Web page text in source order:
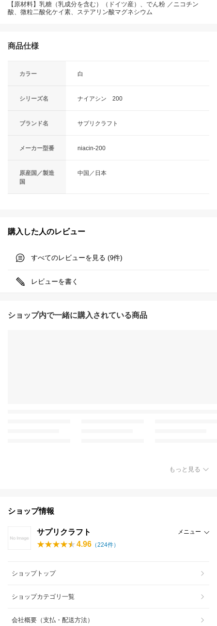
【原材料】乳糖（乳成分を含む）（ドイツ産）、でん粉 ／ニコチン
酸、微粒二酸化ケイ素、ステアリン酸マグネシウム
商品仕様
カラー 白
シリーズ名 ナイアシン 200
ブランド名 サプリクラフト
メーカー型番 niacin-200
原産国／製造
国
中国／日本
購入した人のレビュー
すべてのレビューを見る (9件)
レビューを書く
ショップ内で一緒に購入されている商品
もっと見る
ショップ情報
サプリクラフト メニュー
4.96 （224件）
ショップトップ
ショップカテゴリ一覧
会社概要（支払・配送方法）